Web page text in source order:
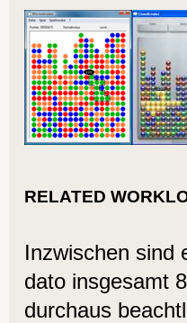
RELATED
Inzwischen sind
dato insgesamt
durchaus